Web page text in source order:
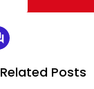
Related Posts